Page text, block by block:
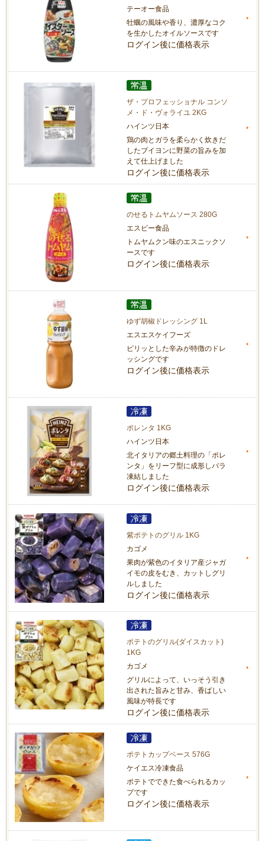
テーオー食品
牡蠣の風味や香り、濃厚なコク
を生かしたオイルソースです
ログイン後に価格表示
ザ・プロフェッショナル コンソ
メ・ド・ヴォライユ 2KG
ハインツ日本
鶏の肉とガラを柔らかく炊きだ
したブイヨンに野菜の旨みを加
えて仕上げました
ログイン後に価格表示
のせるトムヤムソース 280G
エスビー食品
トムヤムクン味のエスニックソ
ースです
ログイン後に価格表示
ゆず胡椒ドレッシング 1L
エスエスケイフーズ
ピリッとした辛みが特徴のドレ
ッシングです
ログイン後に価格表示
ポレンタ 1KG
ハインツ日本
北イタリアの郷土料理の「ポレ
ンタ」をリーフ型に成形しバラ
凍結しました
ログイン後に価格表示
紫ポテトのグリル 1KG
カゴメ
果肉が紫色のイタリア産ジャガ
イモの皮をむき、カットしグリ
ルしました
ログイン後に価格表示
ポテトのグリル(ダイスカット)
1KG
カゴメ
グリルによって、いっそう引き
出された旨みと甘み、香ばしい
風味が特長です
ログイン後に価格表示
ポテトカップベース 576G
ケイエス冷凍食品
ポテトでできた食べられるカッ
プです
ログイン後に価格表示